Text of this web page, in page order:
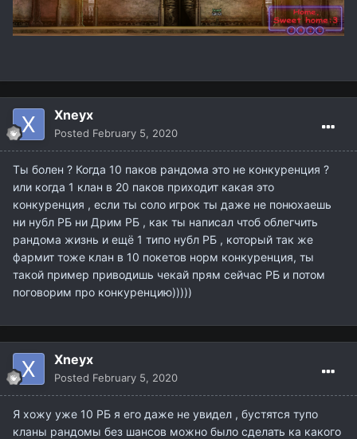
Xneyx
Posted February 5, 2020
Ты болен ? Когда 10 паков рандома это не конкуренция ?
или когда 1 клан в 20 паков приходит какая это
конкуренция , если ты соло игрок ты даже не понюхаешь
ни нубл РБ ни Дрим РБ , как ты написал чтоб облегчить
рандома жизнь и ещё 1 типо нубл РБ , который так же
фармит тоже клан в 10 покетов норм конкуренция, ты
такой пример приводишь чекай прям сейчас РБ и потом
поговорим про конкуренцию)))))
Xneyx
Posted February 5, 2020
Я хожу уже 10 РБ я его даже не увидел , бустятся тупо
кланы рандомы без шансов можно было сделать ка какого